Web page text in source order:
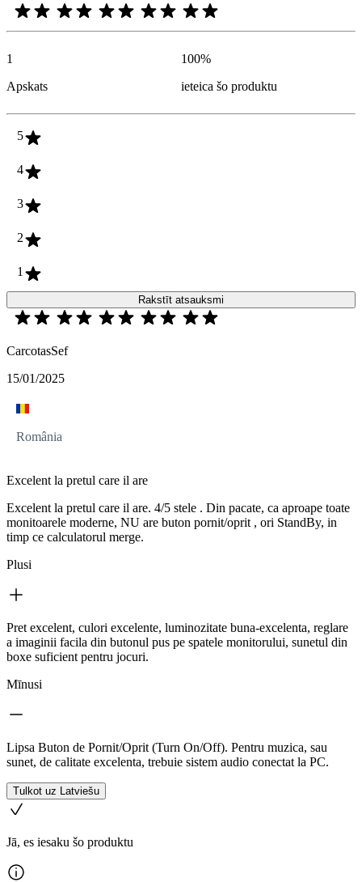
1
Apskats
100%
ieteica šo produktu
5
4
3
2
1
Rakstīt atsauksmi
CarcotasSef
15/01/2025
România
Excelent la pretul care il are
Excelent la pretul care il are. 4/5 stele . Din pacate, ca aproape toate
monitoarele moderne, NU are buton pornit/oprit , ori StandBy, in
timp ce calculatorul merge.
Plusi
Pret excelent, culori excelente, luminozitate buna-excelenta, reglare
a imaginii facila din butonul pus pe spatele monitorului, sunetul din
boxe suficient pentru jocuri.
Mīnusi
Lipsa Buton de Pornit/Oprit (Turn On/Off). Pentru muzica, sau
sunet, de calitate excelenta, trebuie sistem audio conectat la PC.
Tulkot uz Latviešu
Jā, es iesaku šo produktu